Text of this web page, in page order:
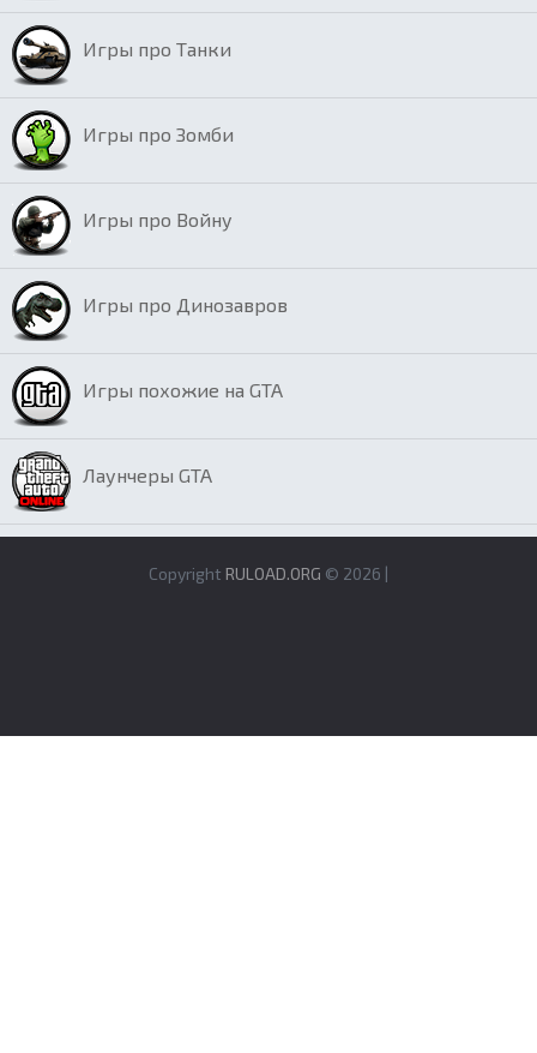
Игры про Танки
Игры про Зомби
Игры про Войну
Игры про Динозавров
Игры похожие на GTA
Лаунчеры GTA
Copyright RULOAD.ORG © 2026 |